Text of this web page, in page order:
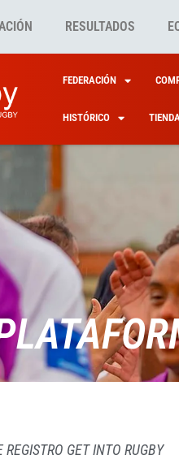
RESULTADOS
FEDERACIÓN
HISTÓRICO
GET INTO RUGBY